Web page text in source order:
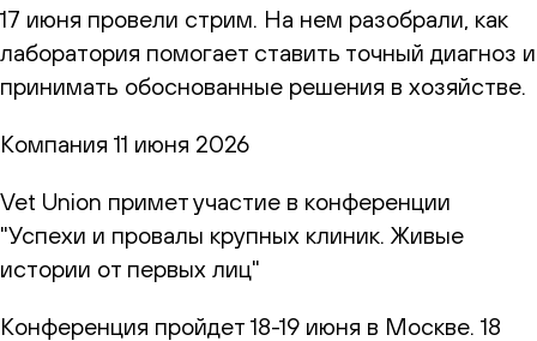
17 июня провели стрим. На нем разобрали, как
лаборатория помогает ставить точный диагноз и
принимать обоснованные решения в хозяйстве.
Компания 11 июня 2026
Vet Union примет участие в конференции
"Успехи и провалы крупных клиник. Живые
истории от первых лиц"
Конференция пройдет 18-19 июня в Москве. 18